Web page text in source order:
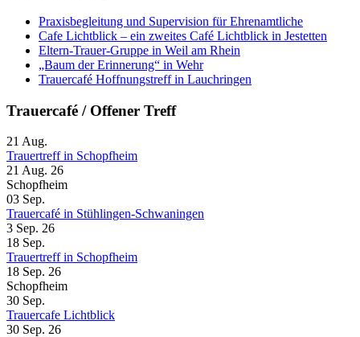
Praxisbegleitung und Supervision für Ehrenamtliche
Cafe Lichtblick – ein zweites Café Lichtblick in Jestetten
Eltern-Trauer-Gruppe in Weil am Rhein
„Baum der Erinnerung“ in Wehr
Trauercafé Hoffnungstreff in Lauchringen
Trauercafé / Offener Treff
21 Aug.
Trauertreff in Schopfheim
21 Aug. 26
Schopfheim
03 Sep.
Trauercafé in Stühlingen-Schwaningen
3 Sep. 26
18 Sep.
Trauertreff in Schopfheim
18 Sep. 26
Schopfheim
30 Sep.
Trauercafe Lichtblick
30 Sep. 26